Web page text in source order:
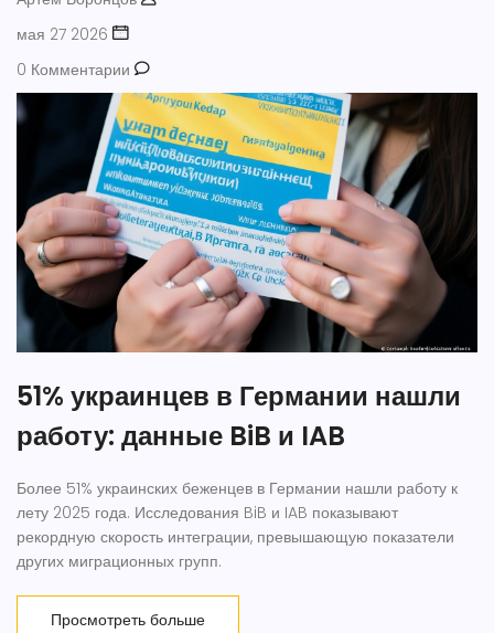
мая 27 2026
0 Комментарии
51% украинцев в Германии нашли
работу: данные BiB и IAB
Более 51% украинских беженцев в Германии нашли работу к
лету 2025 года. Исследования BiB и IAB показывают
рекордную скорость интеграции, превышающую показатели
других миграционных групп.
Просмотреть больше